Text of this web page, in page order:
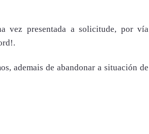
vez presentada a solicitude, por vía
ademais de abandonar a situación de